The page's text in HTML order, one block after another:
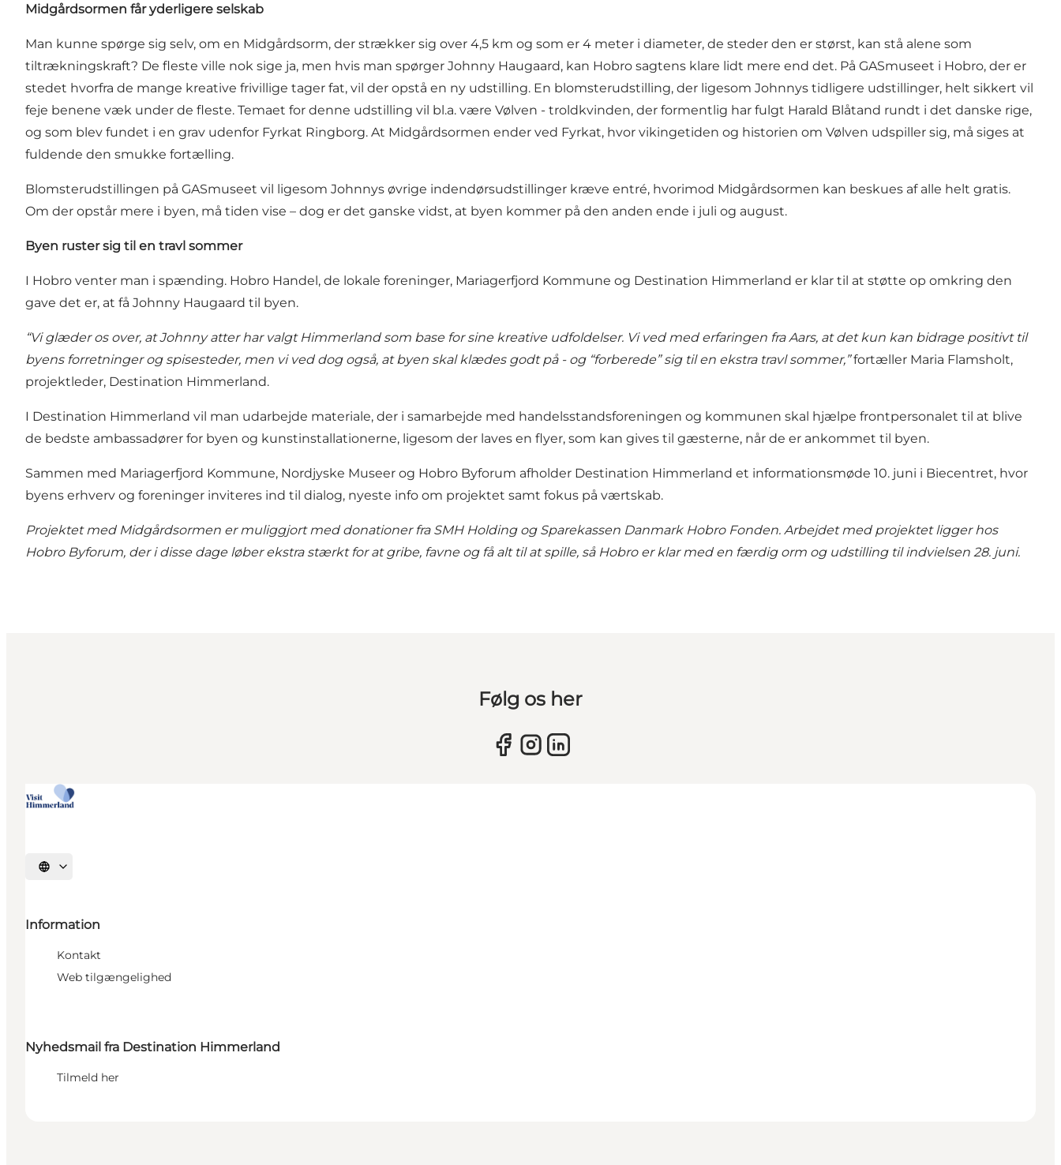
Midgårdsormen får yderligere selskab
Man kunne spørge sig selv, om en Midgårdsorm, der strækker sig over 4,5 km og som er 4 meter i diameter, de steder den er størst, kan stå alene som
tiltrækningskraft? De fleste ville nok sige ja, men hvis man spørger Johnny Haugaard, kan Hobro sagtens klare lidt mere end det. På GASmuseet i Hobro, der er
stedet hvorfra de mange kreative frivillige tager fat, vil der opstå en ny udstilling. En blomsterudstilling, der ligesom Johnnys tidligere udstillinger, helt sikkert vil
feje benene væk under de fleste. Temaet for denne udstilling vil bl.a. være Vølven - troldkvinden, der formentlig har fulgt Harald Blåtand rundt i det danske rige,
og som blev fundet i en grav udenfor Fyrkat Ringborg. At Midgårdsormen ender ved Fyrkat, hvor vikingetiden og historien om Vølven udspiller sig, må siges at
fuldende den smukke fortælling.
Blomsterudstillingen på GASmuseet vil ligesom Johnnys øvrige indendørsudstillinger kræve entré, hvorimod Midgårdsormen kan beskues af alle helt gratis.
Om der opstår mere i byen, må tiden vise – dog er det ganske vidst, at byen kommer på den anden ende i juli og august.
Byen ruster sig til en travl sommer
I Hobro venter man i spænding. Hobro Handel, de lokale foreninger, Mariagerfjord Kommune og Destination Himmerland er klar til at støtte op omkring den
gave det er, at få Johnny Haugaard til byen.
“Vi glæder os over, at Johnny atter har valgt Himmerland som base for sine kreative udfoldelser. Vi ved med erfaringen fra Aars, at det kun kan bidrage positivt til
byens forretninger og spisesteder, men vi ved dog også, at byen skal klædes godt på - og “forberede” sig til en ekstra travl sommer,”fortæller Maria Flamsholt,
projektleder, Destination Himmerland.
I Destination Himmerland vil man udarbejde materiale, der i samarbejde med handelsstandsforeningen og kommunen skal hjælpe frontpersonalet til at blive
de bedste ambassadører for byen og kunstinstallationerne, ligesom der laves en flyer, som kan gives til gæsterne, når de er ankommet til byen.
Sammen med Mariagerfjord Kommune, Nordjyske Museer og Hobro Byforum afholder Destination Himmerland et informationsmøde 10. juni i Biecentret, hvor
byens erhverv og foreninger inviteres ind til dialog, nyeste info om projektet samt fokus på værtskab.
Projektet med Midgårdsormen er muliggjort med donationer fra SMH Holding og Sparekassen Danmark Hobro Fonden. Arbejdet med projektet ligger hos
Hobro Byforum, der i disse dage løber ekstra stærkt for at gribe, favne og få alt til at spille, så Hobro er klar med en færdig orm og udstilling til indvielsen 28. juni.
Følg os her
Vælg sprog
Information
Kontakt
Web tilgængelighed
Nyhedsmail fra Destination Himmerland
Tilmeld her